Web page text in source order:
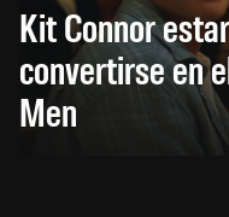
Kit Connor
convertirse en
Men